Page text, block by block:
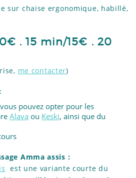
sur chaise ergonomique, habillé,
. 15 min/15€ . 20
me contacter)
pouvez opter pour les
Alava ou Keski, ainsi que du
Amma assis :
est une variante courte du